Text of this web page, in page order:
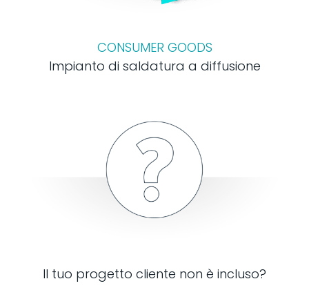
CONSUMER GOODS
Impianto di saldatura a diffusione
Il tuo progetto cliente non è incluso?